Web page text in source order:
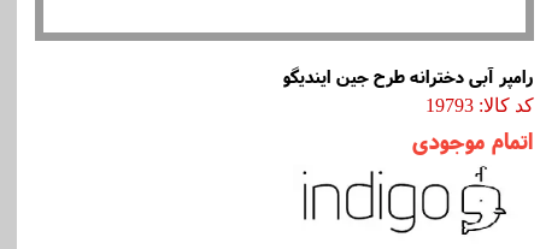
رامپر آبی دخترانه طرح جین ایندیگو
کد کالا: 19793
اتمام موجودی